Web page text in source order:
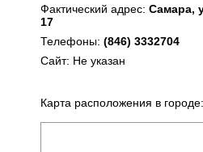
Фактический адрес: Самара,
17
Телефоны: (846) 3332704
Сайт: Не указан
Карта расположения в городе: